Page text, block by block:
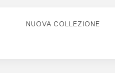
NUOVA COLLEZIONE